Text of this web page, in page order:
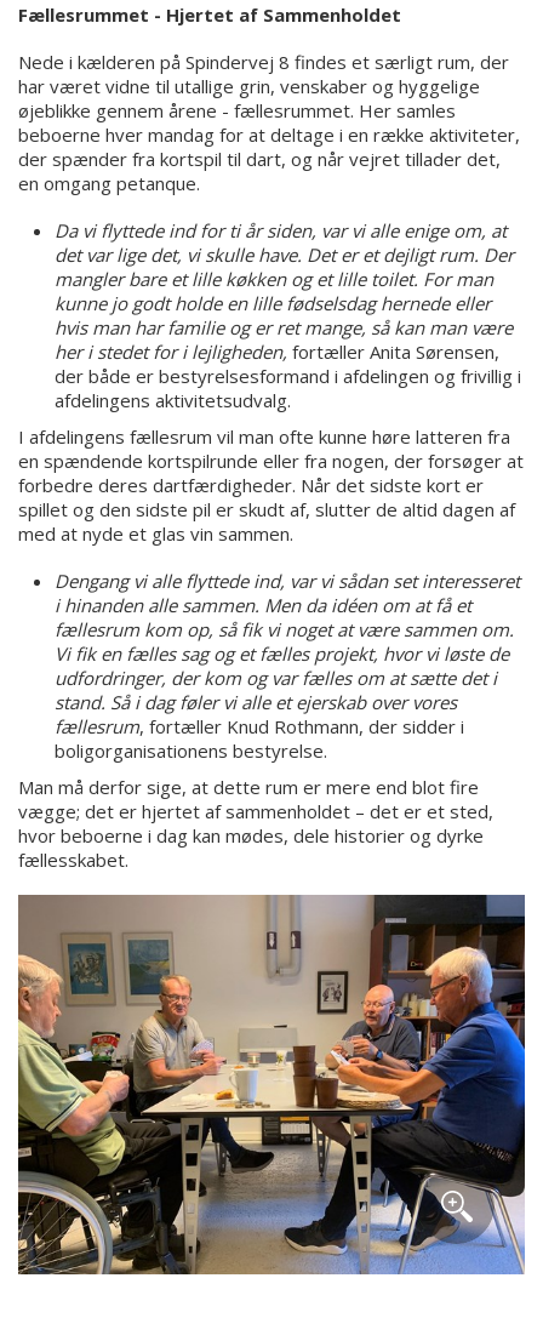
Fællesrummet - Hjertet af Sammenholdet
Nede i kælderen på Spindervej 8 findes et særligt rum, der
har været vidne til utallige grin, venskaber og hyggelige
øjeblikke gennem årene - fællesrummet. Her samles
beboerne hver mandag for at deltage i en række aktiviteter,
der spænder fra kortspil til dart, og når vejret tillader det,
en omgang petanque.
Da vi flyttede ind for ti år siden, var vi alle enige om, at
det var lige det, vi skulle have. Det er et dejligt rum. Der
mangler bare et lille køkken og et lille toilet. For man
kunne jo godt holde en lille fødselsdag hernede eller
hvis man har familie og er ret mange, så kan man være
her i stedet for i lejligheden, fortæller Anita Sørensen,
der både er bestyrelsesformand i afdelingen og frivillig i
afdelingens aktivitetsudvalg.
I afdelingens fællesrum vil man ofte kunne høre latteren fra
en spændende kortspilrunde eller fra nogen, der forsøger at
forbedre deres dartfærdigheder. Når det sidste kort er
spillet og den sidste pil er skudt af, slutter de altid dagen af
med at nyde et glas vin sammen.
Dengang vi alle flyttede ind, var vi sådan set interesseret
i hinanden alle sammen. Men da idéen om at få et
fællesrum kom op, så fik vi noget at være sammen om.
Vi fik en fælles sag og et fælles projekt, hvor vi løste de
udfordringer, der kom og var fælles om at sætte det i
stand. Så i dag føler vi alle et ejerskab over vores
fællesrum, fortæller Knud Rothmann, der sidder i
boligorganisationens bestyrelse.
Man må derfor sige, at dette rum er mere end blot fire
vægge; det er hjertet af sammenholdet – det er et sted,
hvor beboerne i dag kan mødes, dele historier og dyrke
fællesskabet.